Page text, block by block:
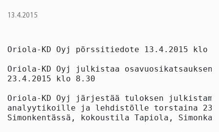
13.4.2015
Oriola-KD Oyj pörssitiedote 13.4.2015 klo
Oriola-KD Oyj julkistaa
23.4.2015 klo 8.30
Oriola-KD Oyj järjestää tuloksen
analyytikoille ja lehdistölle torstaina
Simonkentässä, kokoustila Tapiola,